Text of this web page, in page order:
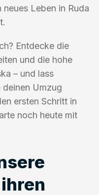
Leben in Ruda
Entdecke die
und die hohe
– und lass
Umzug
ersten Schritt in
noch heute mit